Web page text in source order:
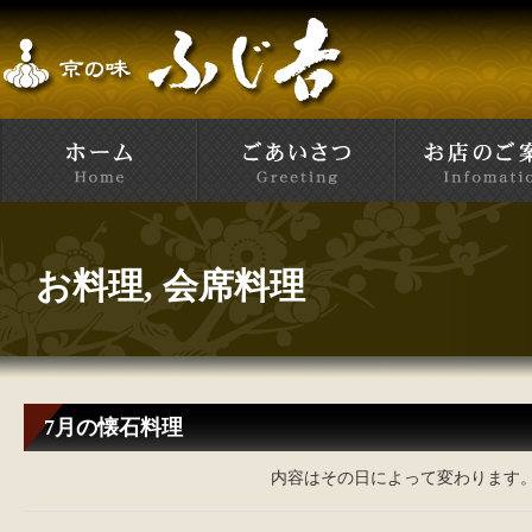
お料理, 会席料理
7月の懐石料理
内容はその日によって変わります